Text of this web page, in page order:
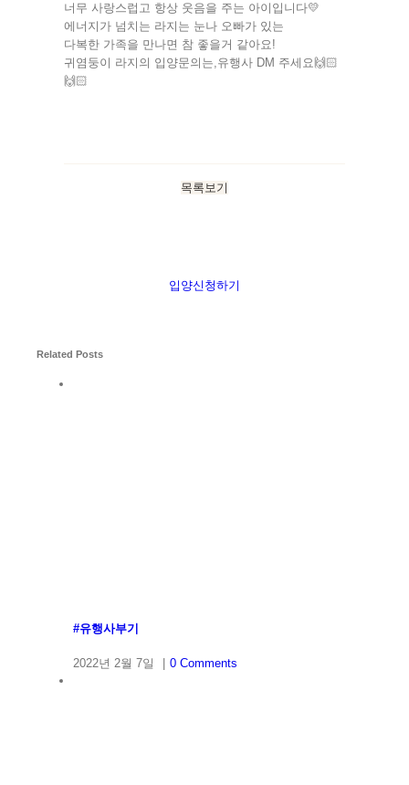
너무 사랑스럽고 항상 웃음을 주는 아이입니다💛
에너지가 넘치는 라지는 눈나 오빠가 있는
다복한 가족을 만나면 참 좋을거 같아요!
귀염둥이 라지의 입양문의는,유행사 DM 주세요🙌🏻
🙌🏻
목록보기
입양신청하기
Related Posts
#유행사부기
2022년 2월 7일 | 0 Comments